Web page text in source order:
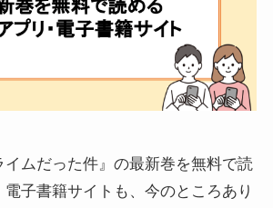
イムだった件』の最新巻を無料で読
子書籍サイトも、今のところあり